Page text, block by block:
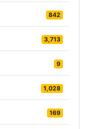
842
3,713
9
1,028
169